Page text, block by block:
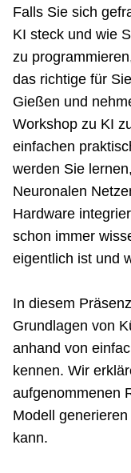
Falls Sie sich
KI steck und wie
zu
das richtige für
Gießen und
Workshop zu KI
einfachen
werden Sie
Neuronalen
Hardware
schon immer
eigentlich ist und
In diesem
Grundlagen von
anhand von
kennen. Wir
aufgenommenen
Modell
kann.